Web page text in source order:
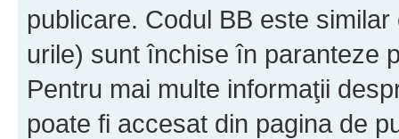
publicare. Codul BB este
urile) sunt închise în paranteze
Pentru mai multe informaţii
poate fi accesat din pagina de